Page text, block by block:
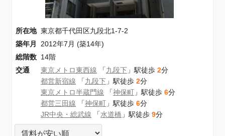
所在地 東京都千代田区九段北1-7-2
築年月
2012年7月 (築14年)
総階数 14階
交通
東京メトロ東西線 「九段下 」駅徒歩 2分
都営新宿線 「九段下 」駅徒歩 2分
東京メトロ半蔵門線 「神保町 」駅徒歩 6分
都営三田線 「神保町 」駅徒歩 6分
JR中央・総武線 「水道橋 」駅徒歩 9分